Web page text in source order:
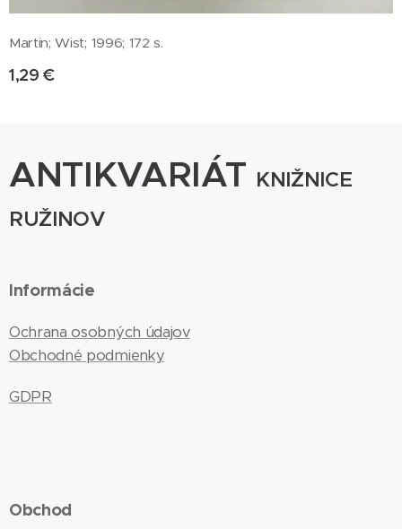
Martin; Wist; 1996; 172 s.
1,29 €
ANTIKVARIÁT KNIŽNICE
RUŽINOV
Informácie
Ochrana osobných údajov
Obchodné podmienky
GDPR
Obchod